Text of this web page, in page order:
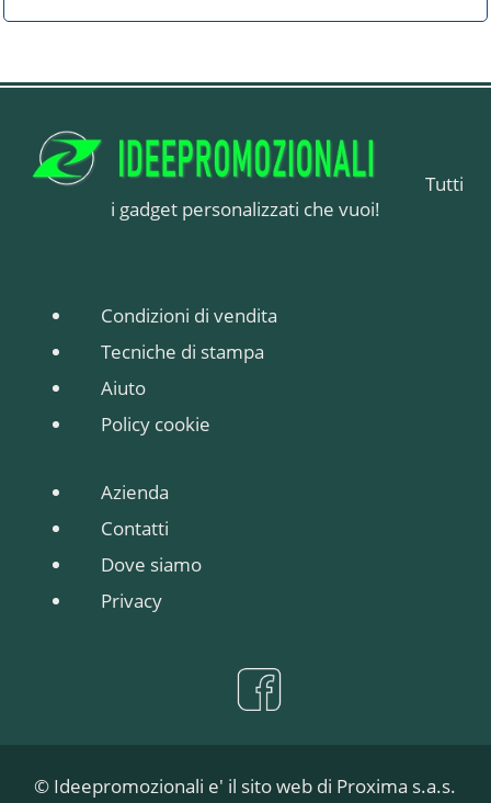
Tutti
i gadget personalizzati che vuoi!
Condizioni di vendita
Tecniche di stampa
Aiuto
Policy cookie
Azienda
Contatti
Dove siamo
Privacy
© Ideepromozionali e' il sito web di Proxima s.a.s.